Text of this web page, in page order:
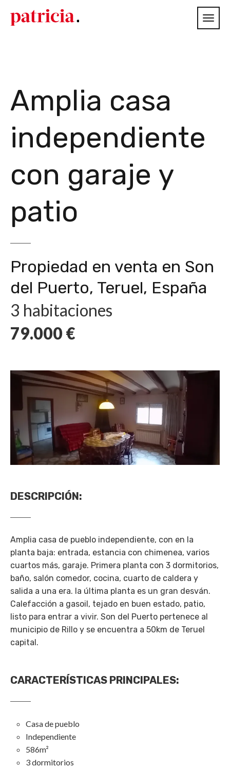
Amplia casa
independiente
con garaje y
patio
Propiedad en venta en Son
del Puerto, Teruel, España
3 habitaciones
79.000 €
DESCRIPCIÓN:
Amplia casa de pueblo independiente, con en la
planta baja: entrada, estancia con chimenea, varios
cuartos más, garaje. Primera planta con 3 dormitorios,
baño, salón comedor, cocina, cuarto de caldera y
salida a una era. la última planta es un gran desván.
Calefacción a gasoil, tejado en buen estado, patio,
listo para entrar a vivir. Son del Puerto pertenece al
municipio de Rillo y se encuentra a 50km de Teruel
capital.
CARACTERÍSTICAS PRINCIPALES:
Casa de pueblo
Independiente
586m²
3 dormitorios